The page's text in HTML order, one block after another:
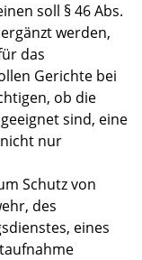
soll § 46 Abs.
werden,
das
Gerichte bei
ob die
sind, eine
nur
Schutz von
des
eines